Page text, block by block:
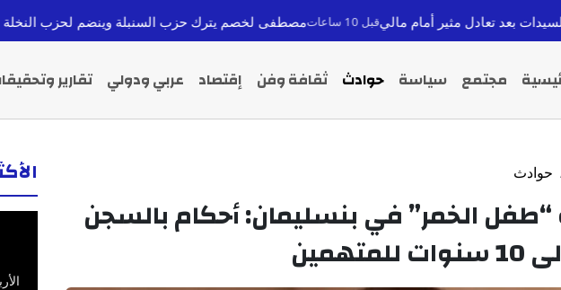
أمام ماليقبل 10 ساعات مصطفى لخصم يترك حزب السنبلة وينضم لحزب النخلة استعداداً لانتخابات
مجتمع سياسة حوادث ثقافة وفن إقتصاد عربي ودولي تقارير
حوادث
الخمر” في بنسليمان: أحكام بالسجن
الأربعاء 26